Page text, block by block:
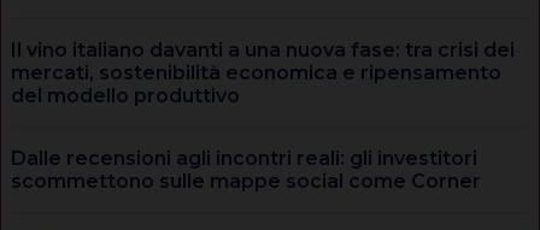
Il vino italiano davanti a una nuova fase: tra crisi dei
mercati, sostenibilità economica e ripensamento
del modello produttivo
Dalle recensioni agli incontri reali: gli investitori
scommettono sulle mappe social come Corner